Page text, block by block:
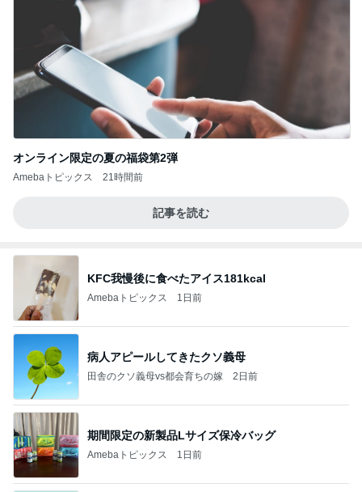
オンライン限定の夏の福袋第2弾
Amebaトピックス 21時間前
記事を読む
KFC我慢後に食べたアイス181kcal
Amebaトピックス 1日前
病人アピールしてきたクソ義母
田舎のクソ義母vs都会育ちの嫁 2日前
期間限定の新製品Lサイズ保冷バッグ
Amebaトピックス 1日前